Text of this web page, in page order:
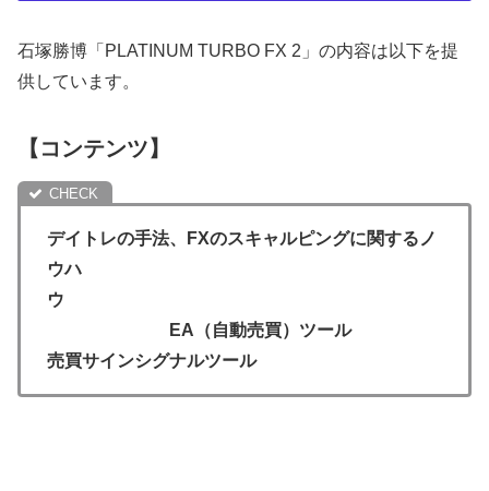
石塚勝博「PLATINUM TURBO FX 2」の内容は以下を提
供しています。
【コンテンツ】
デイトレの手法、FXのスキャルピングに関するノ
ウハ
ウ
EA（自動売買）ツール
売買サインシグナルツール